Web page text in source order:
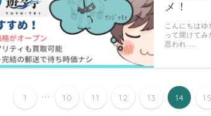
メ！
こんにちは
って開けてみ
思われ …
1 ... 10 11 12 13 14 15